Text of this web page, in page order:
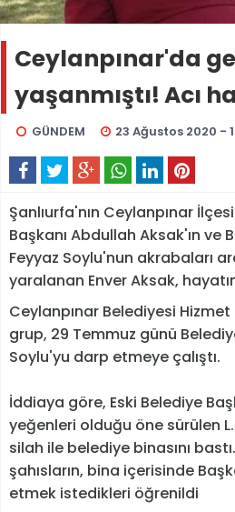
Ceylanpınar'da
yaşanmıştı! Acı
GÜNDEM 23 Ağustos 2020 -
Şanlıurfa'nın Ceylanpınar
Başkanı Abdullah Aksak'ın ve
Feyyaz Soylu'nun akrabaları
yaralanan Enver Aksak,
Ceylanpınar Belediyesi Hizmet
grup, 29 Temmuz günü
Soylu'yu darp etmeye çalıştı.
İddiaya göre, Eski Belediye
yeğenleri olduğu öne sürülen
silah ile belediye binasını
şahısların, bina içerisinde
etmek istedikleri öğrenildi